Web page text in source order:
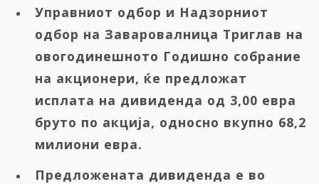
Управниот одбор и Надзорниот
одбор на Заваровалница Триглав на
овогодинешното Годишно собрание
на акционери, ќе предложат
исплата на дивиденда од 3,00 евра
бруто по акција, односно вкупно 68,2
милиони евра.
Предложената дивиденда е во